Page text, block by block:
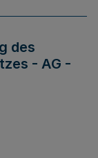
des
- AG -